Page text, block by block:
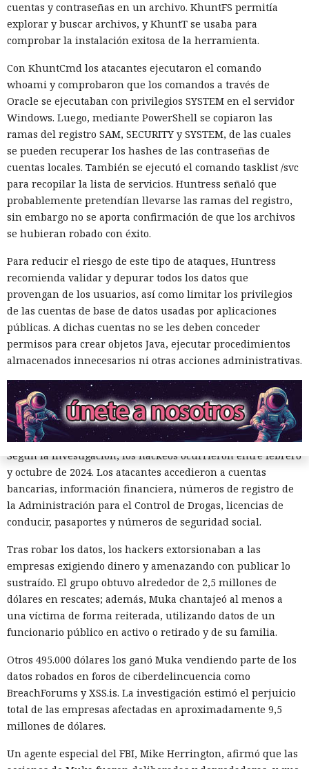
El canadiense Connor Riley Muka ganó dinero durante
muchos meses con datos robados de otras personas, antes
de ser detenido y entregado a la justicia estadounidense por
uno de los mayores hackeos de los últimos años — ataque a
la plataforma en la nube Snowflake.
Muka, de 26 años, se declaró culpable de cargos de fraude
informático y telefónico, robo agravado de datos personales
y conspiración en un tribunal federal del estado de
Washington. Su sentencia se dictará el 27 de octubre; la
pena máxima es de hasta 32 años de prisión.
Muka y sus cómplices utilizaron credenciales robadas para
acceder a cuentas de Snowflake y robaron información de al
menos 165 empresas. Entre las afectadas se encuentran
AT&T, Ticketmaster, Advance Auto Parts, Neiman Marcus,
Santander, LendingTree y uno de los distritos escolares más
grandes de Estados Unidos.
La magnitud de las filtraciones fue enorme: en el caso de
AT&T se trató de registros de llamadas y mensajes de más
de 100 millones de abonados, y el hackeo a Ticketmaster
afectó a alrededor de 560 millones de usuarios.
Según la investigación, los hackeos ocurrieron entre febrero
y octubre de 2024. Los atacantes accedieron a cuentas
bancarias, información financiera, números de registro de
la Administración para el Control de Drogas, licencias de
conducir, pasaportes y números de seguridad social.
Tras robar los datos, los hackers extorsionaban a las
empresas exigiendo dinero y amenazando con publicar lo
sustraído. El grupo obtuvo alrededor de 2,5 millones de
dólares en rescates; además, Muka chantajeó al menos a
una víctima de forma reiterada, utilizando datos de un
funcionario público en activo o retirado y de su familia.
Otros 495.000 dólares los ganó Muka vendiendo parte de los
datos robados en foros de ciberdelincuencia como
BreachForums y XSS.is. La investigación estimó el perjuicio
total de las empresas afectadas en aproximadamente 9,5
millones de dólares.
Un agente especial del FBI, Mike Herrington, afirmó que las
cuentas y contraseñas en un archivo. KhuntFS permitía
explorar y buscar archivos, y KhuntT se usaba para
comprobar la instalación exitosa de la herramienta.
Con KhuntCmd los atacantes ejecutaron el comando
whoami y comprobaron que los comandos a través de
Oracle se ejecutaban con privilegios SYSTEM en el servidor
Windows. Luego, mediante PowerShell se copiaron las
ramas del registro SAM, SECURITY y SYSTEM, de las cuales
se pueden recuperar los hashes de las contraseñas de
cuentas locales. También se ejecutó el comando tasklist /svc
para recopilar la lista de servicios. Huntress señaló que
probablemente pretendían llevarse las ramas del registro,
sin embargo no se aporta confirmación de que los archivos
se hubieran robado con éxito.
Para reducir el riesgo de este tipo de ataques, Huntress
recomienda validar y depurar todos los datos que
provengan de los usuarios, así como limitar los privilegios
de las cuentas de base de datos usadas por aplicaciones
públicas. A dichas cuentas no se les deben conceder
permisos para crear objetos Java, ejecutar procedimientos
almacenados innecesarios ni otras acciones administrativas.
¿Una mujer? Demasiado
atrevido. Las redes neuronales
borraron a las protagonistas de
los cuentos infantiles y las
dejaron con apenas un 2%.
20:35 / 06.08.2026
bienvenidos al futuro de la literatura.